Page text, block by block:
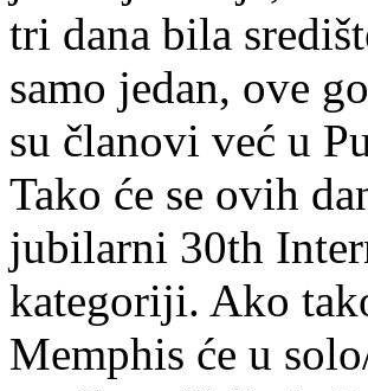
tri dana bila
samo jedan, ove
su članovi već u
Tako će se ovih
jubilarni 30th
kategoriji. Ako
Memphis će u